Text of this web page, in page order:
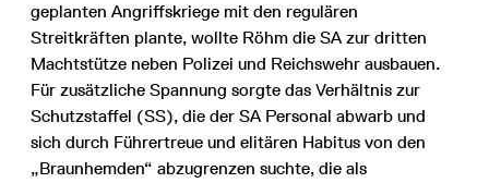
geplanten Angriffskriege mit den regulären
Streitkräften plante, wollte Röhm die SA zur dritten
Machtstütze neben Polizei und Reichswehr ausbauen.
Für zusätzliche Spannung sorgte das Verhältnis zur
Schutzstaffel (SS), die der SA Personal abwarb und
sich durch Führertreue und elitären Habitus von den
„Braunhemden“ abzugrenzen suchte, die als